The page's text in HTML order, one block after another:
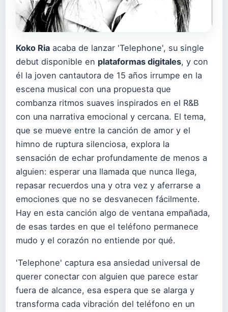
Koko Ria acaba de lanzar 'Telephone', su single
debut disponible en plataformas digitales, y con
él la joven cantautora de 15 años irrumpe en la
escena musical con una propuesta que
combanza ritmos suaves inspirados en el R&B
con una narrativa emocional y cercana. El tema,
que se mueve entre la canción de amor y el
himno de ruptura silenciosa, explora la
sensación de echar profundamente de menos a
alguien: esperar una llamada que nunca llega,
repasar recuerdos una y otra vez y aferrarse a
emociones que no se desvanecen fácilmente.
Hay en esta canción algo de ventana empañada,
de esas tardes en que el teléfono permanece
mudo y el corazón no entiende por qué.
'Telephone' captura esa ansiedad universal de
querer conectar con alguien que parece estar
fuera de alcance, esa espera que se alarga y
transforma cada vibración del teléfono en un